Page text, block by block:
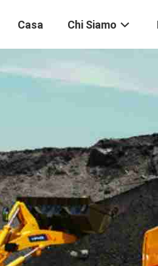
Casa Chi Siamo